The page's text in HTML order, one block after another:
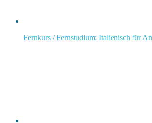
Fernkurs / Fernstudium: Italienisch für